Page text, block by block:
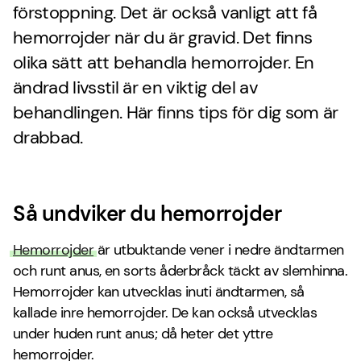
förstoppning. Det är också vanligt att få
hemorrojder när du är gravid. Det finns
olika sätt att behandla hemorrojder. En
ändrad livsstil är en viktig del av
behandlingen. Här finns tips för dig som är
drabbad.
Så undviker du hemorrojder
Hemorrojderär utbuktande vener i nedre ändtarmen
och runt anus, en sorts åderbråck täckt av slemhinna.
Hemorrojder kan utvecklas inuti ändtarmen, så
kallade inre hemorrojder. De kan också utvecklas
under huden runt anus; då heter det yttre
hemorrojder.